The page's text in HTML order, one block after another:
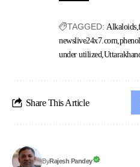
TAGGED: Alkaloids
newslive24x7.com
under utilized
Share This Article
ByRajesh Pandey